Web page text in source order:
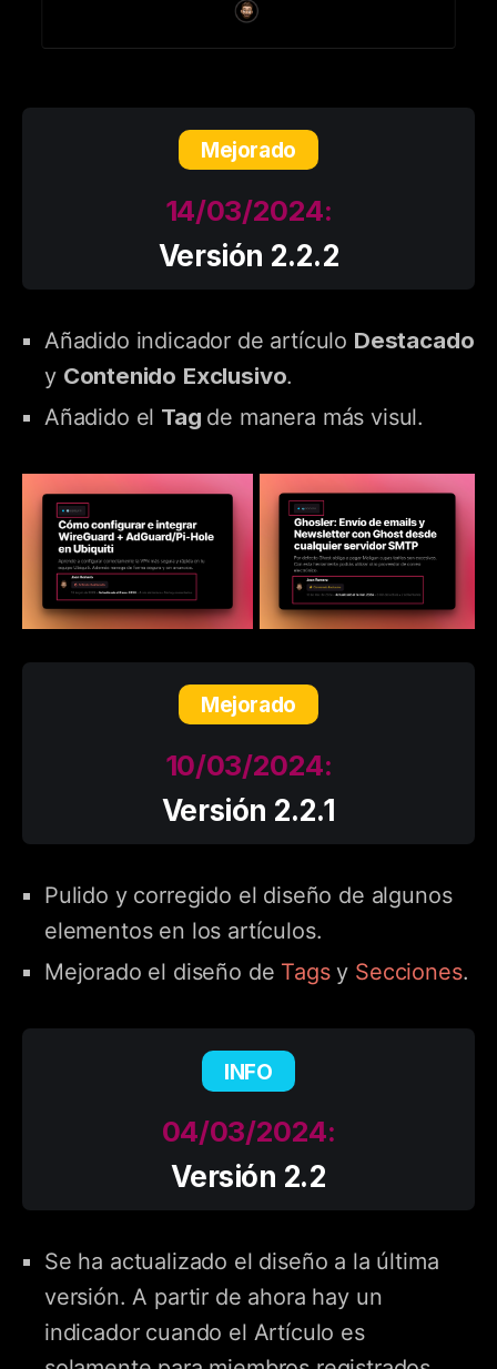
Mejorado
14/03/2024:
Versión 2.2.2
Añadido indicador de artículo Destacado
y Contenido Exclusivo.
Añadido el Tag de manera más visul.
Mejorado
10/03/2024:
Versión 2.2.1
Pulido y corregido el diseño de algunos
elementos en los artículos.
Mejorado el diseño de Tagsy Secciones.
INFO
04/03/2024:
Versión 2.2
Se ha actualizado el diseño a la última
versión. A partir de ahora hay un
indicador cuando el Artículo es